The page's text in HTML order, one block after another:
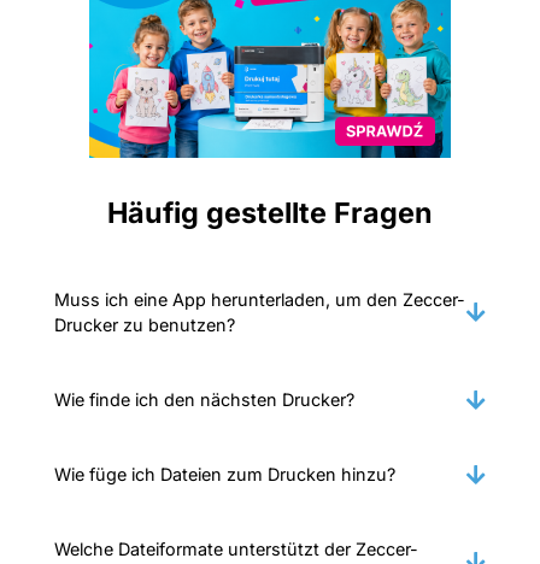
Häufig gestellte Fragen
Muss ich eine App herunterladen, um den Zeccer-
Drucker zu benutzen?
Wie finde ich den nächsten Drucker?
Wie füge ich Dateien zum Drucken hinzu?
Welche Dateiformate unterstützt der Zeccer-